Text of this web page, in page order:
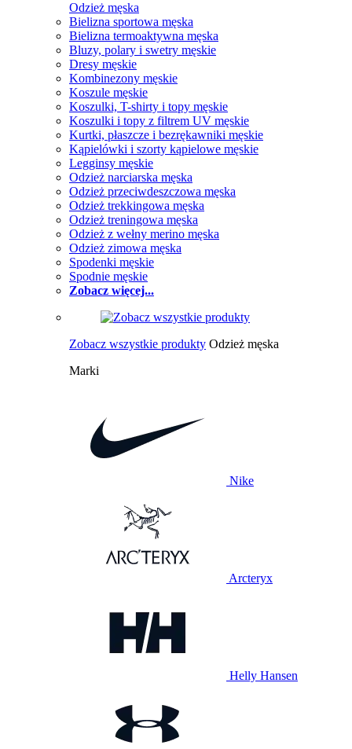
Odzież męska
Bielizna sportowa męska
Bielizna termoaktywna męska
Bluzy, polary i swetry męskie
Dresy męskie
Kombinezony męskie
Koszule męskie
Koszulki, T-shirty i topy męskie
Koszulki i topy z filtrem UV męskie
Kurtki, płaszcze i bezrękawniki męskie
Kąpielówki i szorty kąpielowe męskie
Legginsy męskie
Odzież narciarska męska
Odzież przeciwdeszczowa męska
Odzież trekkingowa męska
Odzież treningowa męska
Odzież z wełny merino męska
Odzież zimowa męska
Spodenki męskie
Spodnie męskie
Zobacz więcej...
Zobacz wszystkie produkty Odzież męska
Marki
Nike
Arcteryx
Helly Hansen